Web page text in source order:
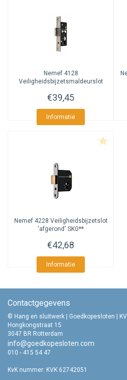
Nemef4128
Veiligheidsbijzetsmaldeurslot
€39,45
Informatie
Nemef4228 Veiligheidsbijzetslot
'afgerond' SKG**
€42,68
Informatie
Contactgegevens
© Hang en sluitwerk | Goedkopesloten |
Hongkongstraat 15
3047 BR Rotterdam
info@goedkopesloten.com
010 - 415 54 47
KvK nummer: KVK 62742051